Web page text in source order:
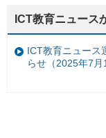
ICT教育ニュース
ICT教育ニュース
らせ（2025年7月